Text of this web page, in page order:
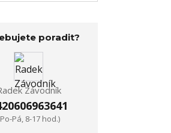
poradit?
Závodník
Pá, 8-17 hod.)